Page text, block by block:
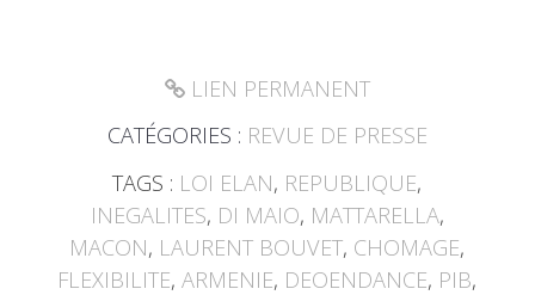
LIEN PERMANENT
CATÉGORIES : REVUE DE PRESSE
TAGS : LOI ELAN, REPUBLIQUE,
INEGALITES, DI MAIO, MATTARELLA,
MACON, LAURENT BOUVET, CHOMAGE,
FLEXIBILITE,ARMENIE, DEOENDANCE, PIB,